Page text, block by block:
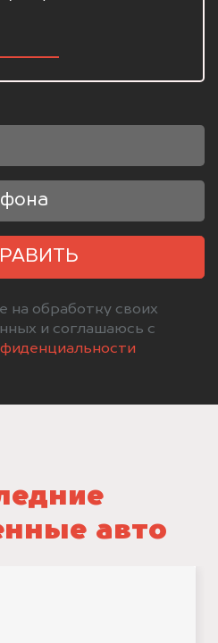
на обработку своих
и соглашаюсь с
авто